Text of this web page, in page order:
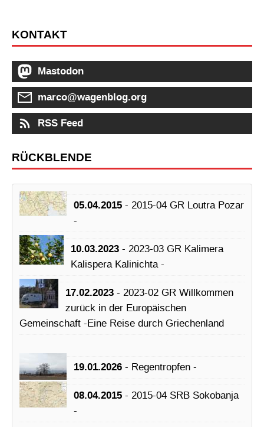
KONTAKT
Mastodon
marco@wagenblog.org
RSS Feed
RÜCKBLENDE
05.04.2015 - 2015-04 GR Loutra Pozar
-
10.03.2023 - 2023-03 GR Kalimera
Kalispera Kalinichta -
17.02.2023 - 2023-02 GR Willkommen
zurück in der Europäischen
Gemeinschaft -Eine Reise durch Griechenland
19.01.2026 - Regentropfen -
08.04.2015 - 2015-04 SRB Sokobanja
-